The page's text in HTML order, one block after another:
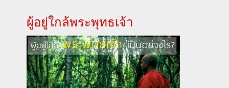
ผู้อยู่ใกล้พระพุทธเจ้า